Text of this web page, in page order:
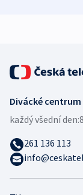
Divácké centrum
každý všední den:
261 136 113